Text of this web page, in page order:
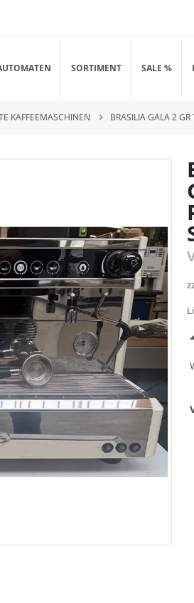
SORTIMENT SALE %
KAFFEEMASCHINEN BRASILIA GALA 2 GR